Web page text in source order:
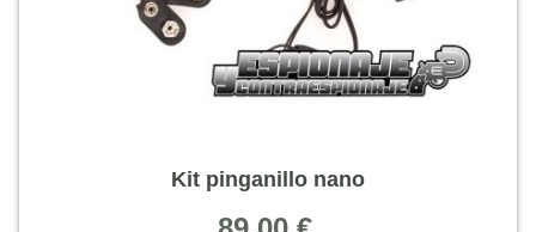
Kit pinganillo nano